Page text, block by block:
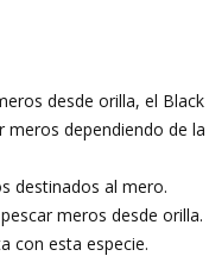
desde orilla, el
meros dependiendo de
destinados al mero.
meros desde orilla.
con esta especie.